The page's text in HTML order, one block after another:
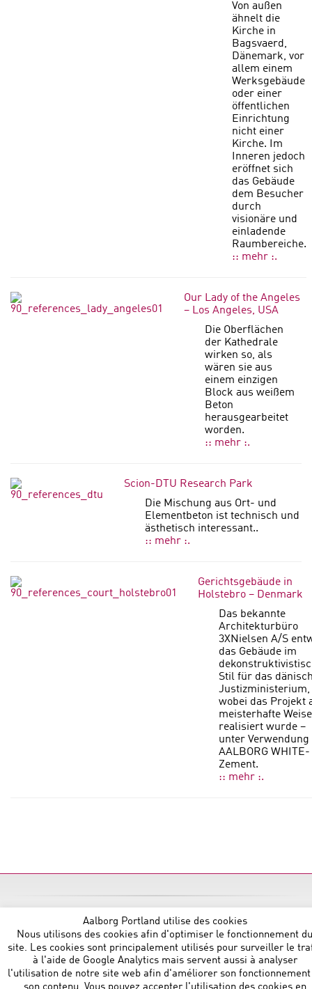
Von außen
ähnelt die
Kirche in
Bagsvaerd,
Dänemark, vor
allem einem
Werksgebäude
oder einer
öffentlichen
Einrichtung
nicht einer
Kirche. Im
Inneren jedoch
eröffnet sich
das Gebäude
dem Besucher
durch
visionäre und
einladende
Raumbereiche.
:: mehr :.
Our Lady of the Angeles
– Los Angeles, USA
Die Oberflächen
der Kathedrale
wirken so, als
wären sie aus
einem einzigen
Block aus weißem
Beton
herausgearbeitet
worden.
:: mehr :.
Scion-DTU Research Park
Die Mischung aus Ort- und
Elementbeton ist technisch und
ästhetisch interessant..
:: mehr :.
Gerichtsgebäude in
Holstebro – Denmark
Das bekannte
Architekturbüro
3XNielsen A/S
das Gebäude im
Stil für das
Justizministerium,
wobei das Projekt
meisterhafte Weise
realisiert wurde –
unter Verwendung
AALBORG WHITE-
Zement.
:: mehr :.
Aalborg Portland utilise des cookies
Nous utilisons des cookies afin d'optimiser le fonctionnement du
site. Les cookies sont principalement utilisés pour surveiller le
à l'aide de Google Analytics mais servent aussi à analyser
l'utilisation de notre site web afin d'améliorer son
Aalborg Portland Belgium NV :: Noorderlaan 147 B 9 :: B-
2030 Antwerp :: T: +32 472864729 ::
sales@aalborgportland.com